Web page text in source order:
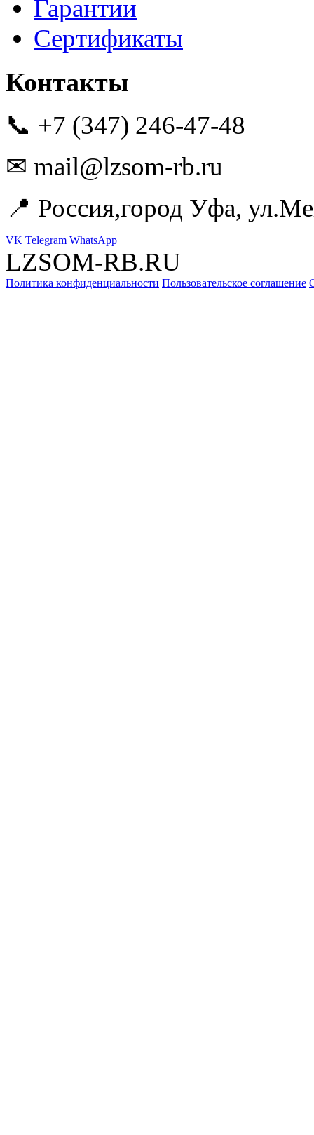
Гарантии
Сертификаты
Контакты
📞 +7 (347) 246-47-48
✉ mail@lzsom-rb.ru
📍 Россия,город Уфа,
VK Telegram WhatsApp
LZSOM-RB.RU
Политика конфиденциальности Пользовательское соглашение